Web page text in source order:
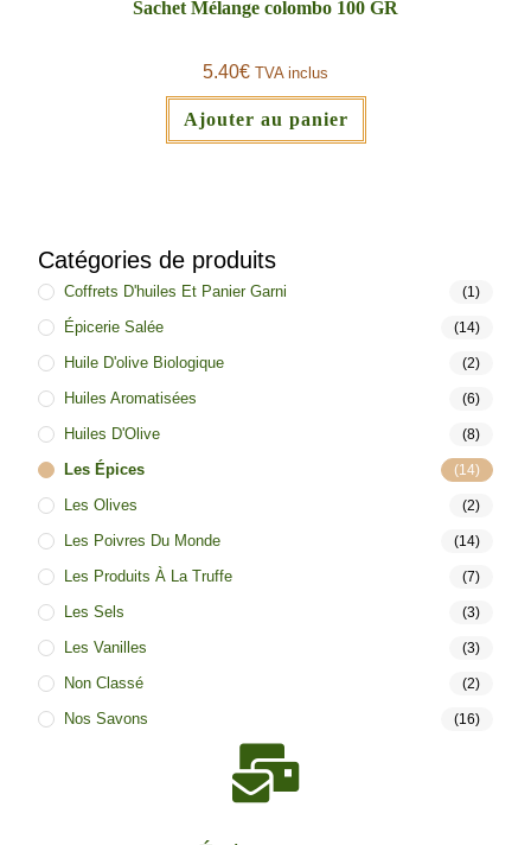
Sachet Mélange colombo 100 GR
5.40€ TVA inclus
Ajouter au panier
Catégories de produits
Coffrets D'huiles Et Panier Garni (1)
Épicerie Salée (14)
Huile D'olive Biologique (2)
Huiles Aromatisées (6)
Huiles D'Olive (8)
Les Épices (14)
Les Olives (2)
Les Poivres Du Monde (14)
Les Produits À La Truffe (7)
Les Sels (3)
Les Vanilles (3)
Non Classé (2)
Nos Savons (16)